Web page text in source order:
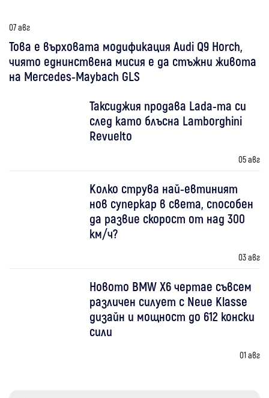
07 авг
Това е върховата модификация Audi Q9 Horch,
чиято еднинствена мисия е да стъжни живота
на Mercedes-Maybach GLS
Таксиджия продава Lada-та си
след като блъсна Lamborghini
Revuelto
05 авг
Колко струва най-евтиният
нов суперкар в света, способен
да развие скорост от над 300
км/ч?
03 авг
Новото BMW X6 чертае съвсем
различен силует с Neue Klasse
дизайн и мощност до 612 конски
сили
01 авг